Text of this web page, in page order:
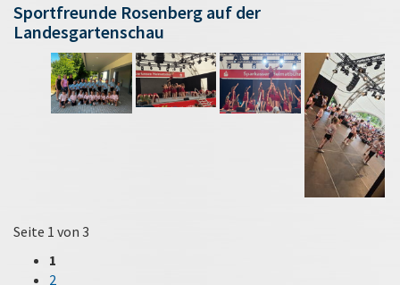
Sportfreunde Rosenberg auf der
Landesgartenschau
Seite 1 von 3
1
2